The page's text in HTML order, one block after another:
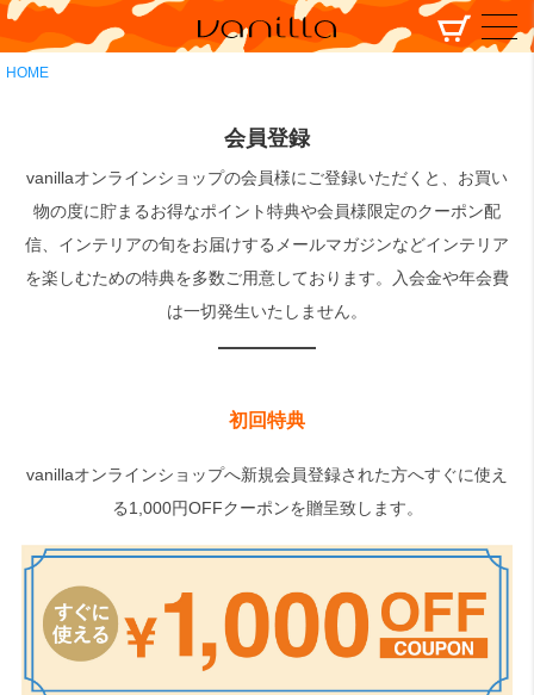
HOME
検索
会員登録
vanillaオンラインショップの会員様にご登録いただくと、お買い
物の度に貯まるお得なポイント特典や会員様限定のクーポン配
信、インテリアの旬をお届けするメールマガジンなどインテリア
を楽しむための特典を多数ご用意しております。入会金や年会費
は一切発生いたしません。
初回特典
vanillaオンラインショップへ新規会員登録された方へすぐに使え
る1,000円OFFクーポンを贈呈致します。